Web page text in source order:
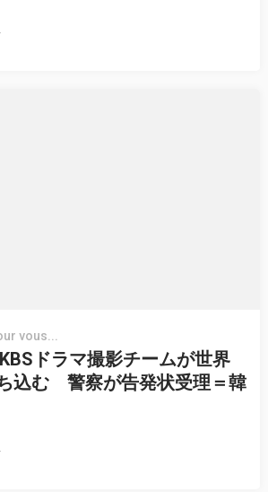
vous...
ドラマ撮影チームが世界
込む 警察が告発状受理＝韓